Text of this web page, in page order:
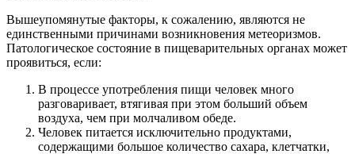
Вышеупомянутые факторы, к сожалению, являются не
единственными причинами возникновения метеоризмов.
Патологическое состояние в пищеварительных органах может
проявиться, если:
В процессе употребления пищи человек много
разговаривает, втягивая при этом больший объем
воздуха, чем при молчаливом обеде.
Человек питается исключительно продуктами,
содержащими большое количество сахара, клетчатки,